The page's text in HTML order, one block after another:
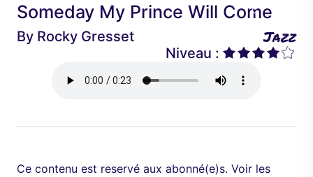
n
t
c
d
e
Someday My Prince Will Come
By Rocky Gresset Jazz
Niveau :
Ce contenu est reservé aux abonné(e)s. Voir les